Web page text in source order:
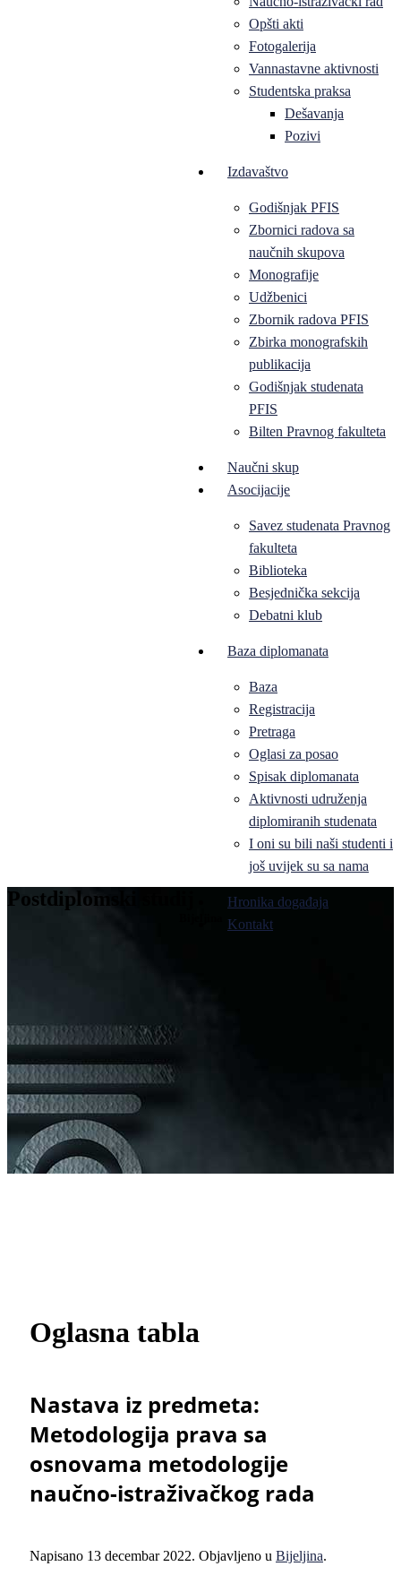
Opšti akti
Fotogalerija
Vannastavne aktivnosti
Studentska praksa
Dešavanja
Pozivi
Izdavaštvo
Godišnjak PFIS
Zbornici radova sa
naučnih skupova
Monografije
Udžbenici
Zbornik radova PFIS
Zbirka monografskih
publikacija
Godišnjak studenata
PFIS
Bilten Pravnog fakulteta
Naučni skup
Asocijacije
Savez studenata Pravnog
fakulteta
Biblioteka
Besjednička sekcija
Debatni klub
Baza diplomanata
Baza
Registracija
Pretraga
Oglasi za posao
Spisak diplomanata
Aktivnosti udruženja
diplomiranih studenata
I oni su bili naši studenti i
još uvijek su sa nama
Hronika događaja
Kontakt
Postdiplomski studij
Oglasna tabla
Nastava iz predmeta:
Metodologija prava sa
osnovama metodologije
naučno-istraživačkog rada
Napisano 13 decembar 2022. Objavljeno u Bijeljina.